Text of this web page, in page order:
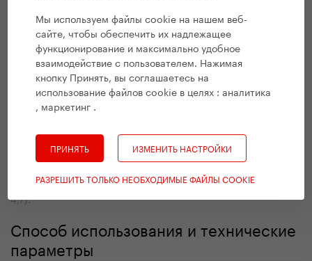
Мы используем файлы cookie на нашем веб-
сайте, чтобы обеспечить их надлежащее
функционирование и максимально удобное
взаимодействие с пользователем. Нажимая
кнопку Принять, вы соглашаетесь на
использование файлов cookie в целях :аналитика
, маркетинг .
ПРИНЯТЬ ИЗМЕНИТЬ НАСТРОЙКИ
РАЗРЕШИТЬ ТОЛЬКО НЕОБХОДИМЫЕ ФАЙЛЫ COOKIE
График в %: короткие поездки для чистого удовольствия от
встают на подножку самоката. (короткие поездки,
развлечения и досуг 25,7, оздоровительная езда, спорт и
тренировки 25,2, поездки на выходных 18,1, поездки на
работу, в школу 13, передвижения по окрестностям 8,5,
поездки на отдыхе, дальние путешествия 4,8, езда с собакой
4,7).
Способ использования и технические
параметры